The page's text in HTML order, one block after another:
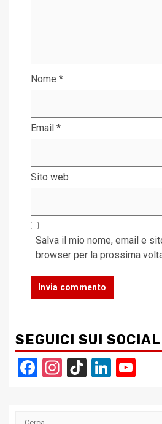
Nome *
Email *
Sito web
Salva il mio nome, email e
browser per la prossima
SEGUICI SUI SOCIAL
Facebook
Instagram
TikTok
Ricerca